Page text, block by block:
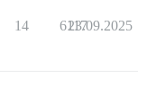
14 6117
23.09.2025